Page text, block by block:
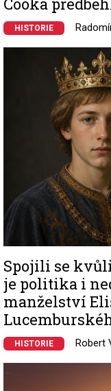
Cooka
HISTORIE
Spojili se
je politika i
manželství
HISTORIE Robert